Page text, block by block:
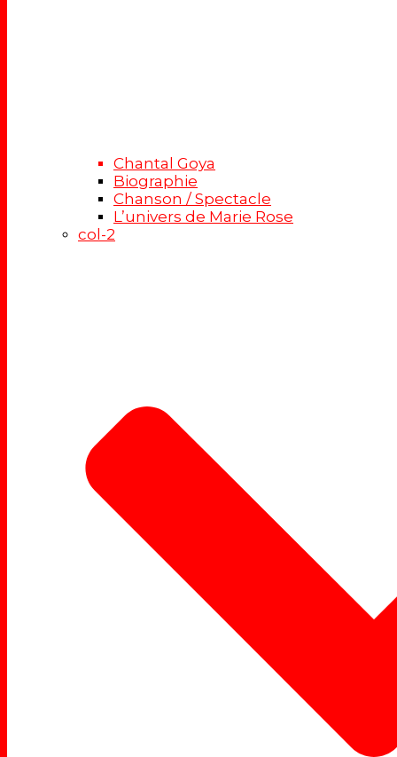
Chantal Goya
Biographie
Chanson / Spectacle
L’univers de Marie Rose
col-2